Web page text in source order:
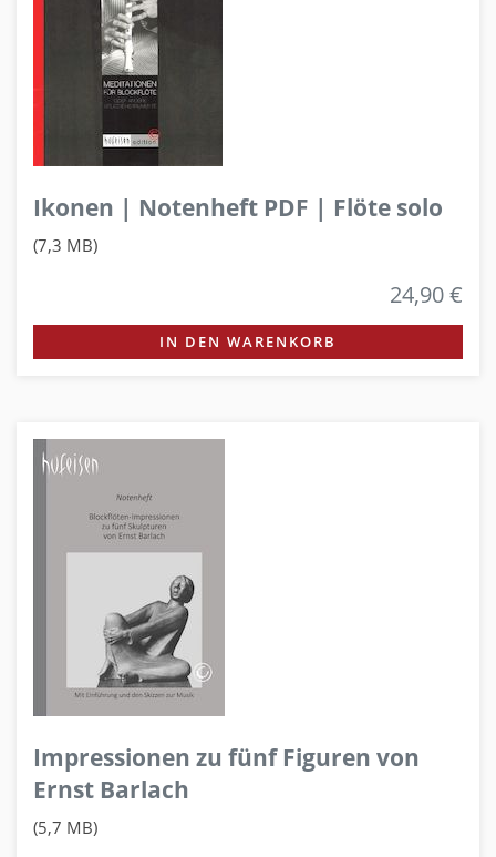
Ikonen | Notenheft PDF | Flöte solo
(7,3 MB)
24,90 €
IN DEN WARENKORB
Impressionen zu fünf Figuren von
Ernst Barlach
(5,7 MB)